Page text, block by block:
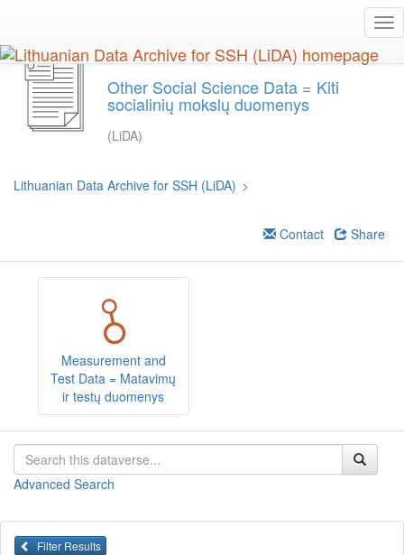
main
content
Other Social Science Data = Kiti
socialinių mokslų duomenys
(LiDA)
Lithuanian Data Archive for SSH (LiDA) >
Contact Share
Measurement and
Test Data = Matavimų
ir testų duomenys
Advanced Search
Filter Results